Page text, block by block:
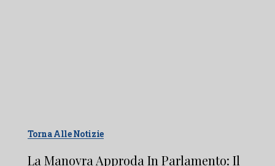
Torna Alle Notizie
La Manovra Approda In Parlamento: Il